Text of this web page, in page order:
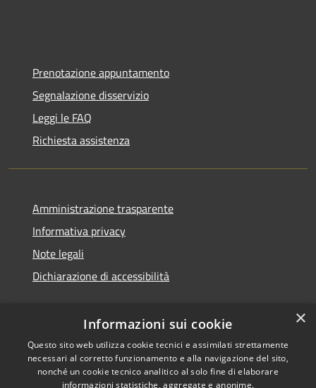
Prenotazione appuntamento
Segnalazione disservizio
Leggi le FAQ
Richiesta assistenza
Amministrazione trasparente
Informativa privacy
Note legali
Dichiarazione di accessibilità
×
Informazioni sui cookie
Questo sito web utilizza cookie tecnici e assimilati strettamente
necessari al corretto funzionamento e alla navigazione del sito,
nonché un cookie tecnico analitico al solo fine di elaborare
informazioni statistiche, aggregate e anonime.